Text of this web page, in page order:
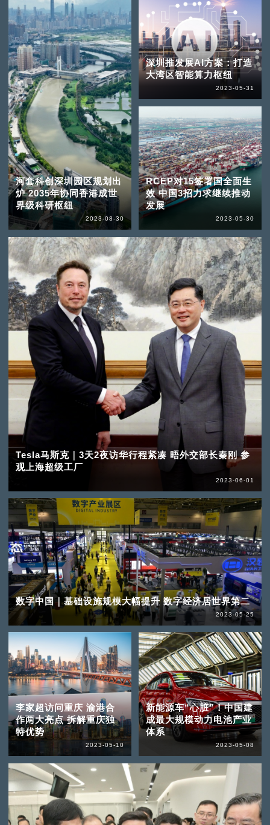
河套科创深圳园区规划出
炉 2035年协同香港成世
界级科研枢纽
2023-08-30
Tesla马斯克｜3天2夜访华行程紧凑 晤外交部长秦刚 参
观上海超级工厂
2023-06-01
深圳推发展AI方案：打造
大湾区智能算力枢纽
2023-05-31
RCEP对15签署国全面生
效 中国3招力求继续推动
发展
2023-05-30
数字中国｜基础设施规模大幅提升 数字经济居世界第二
2023-05-25
李家超访问重庆 渝港合
作两大亮点 拆解重庆独
特优势
2023-05-10
新能源车“心脏”！中国建
成最大规模动力电池产业
体系
2023-05-08